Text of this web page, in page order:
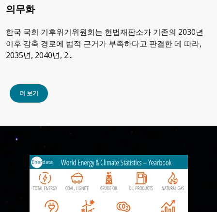
의무화
한국 국회 기후위기위원회는 헌법재판소가 기존의 2030년
이후 감축 경로에 법적 근거가 부족하다고 판결한 데 따라,
2035년, 2040년, 2...
더 보기